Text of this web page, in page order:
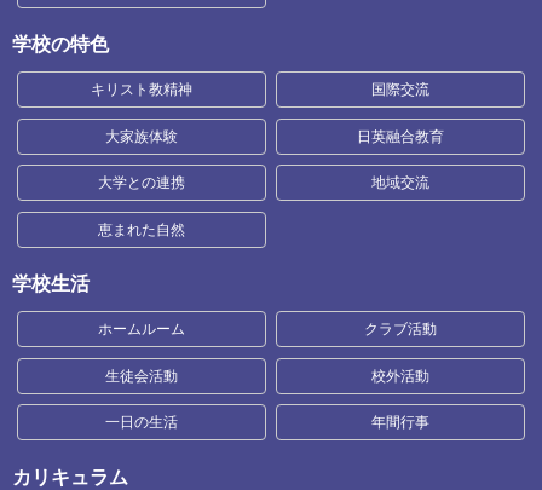
学校の特色
キリスト教精神 国際交流
大家族体験 日英融合教育
大学との連携 地域交流
恵まれた自然
学校生活
ホームルーム クラブ活動
生徒会活動 校外活動
一日の生活 年間行事
カリキュラム